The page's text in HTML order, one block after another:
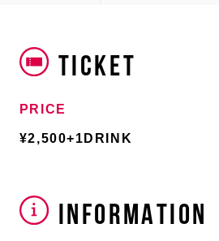
TICKET
PRICE
¥2,500+1DRINK
INFORMATION